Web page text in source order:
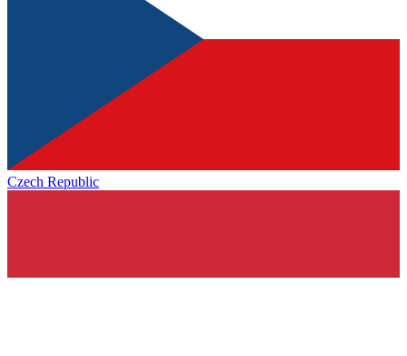
Czech Republic